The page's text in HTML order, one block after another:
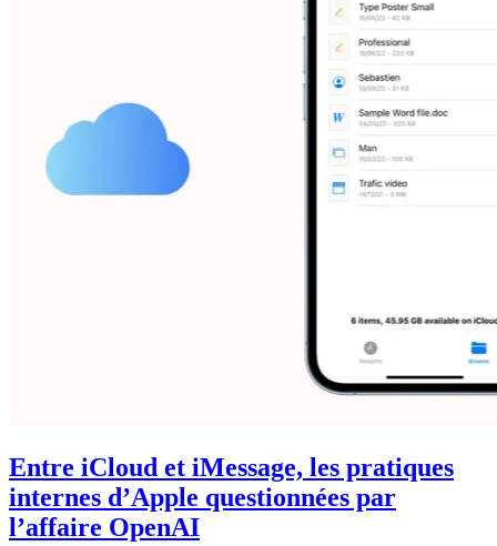
Entre iCloud et iMessage, les pratiques
internes d’Apple questionnées par
l’affaire OpenAI